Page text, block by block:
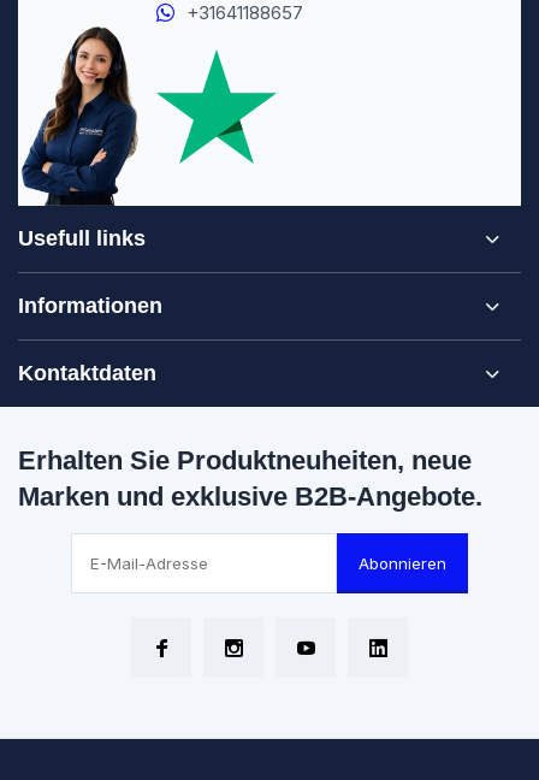
+31641188657
Usefull links
Informationen
Kontaktdaten
Erhalten Sie Produktneuheiten, neue
Marken und exklusive B2B-Angebote.
Abonnieren